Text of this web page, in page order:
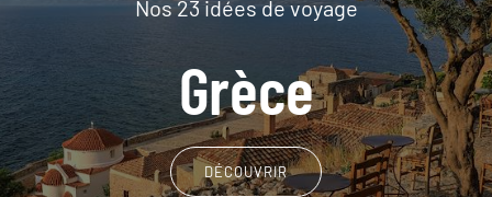
Nos 23 idées de voyage
Grèce
DÉCOUVRIR